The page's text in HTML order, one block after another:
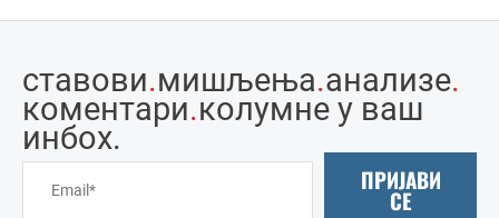
ставови.мишљења.анализе.
коментари.колумне у ваш
инбоx.
ПРИЈАВИ
СЕ